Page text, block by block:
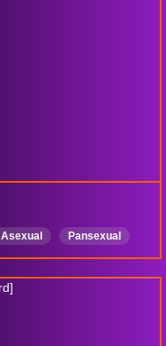
Asexual
Pansexual
DropsEnabled